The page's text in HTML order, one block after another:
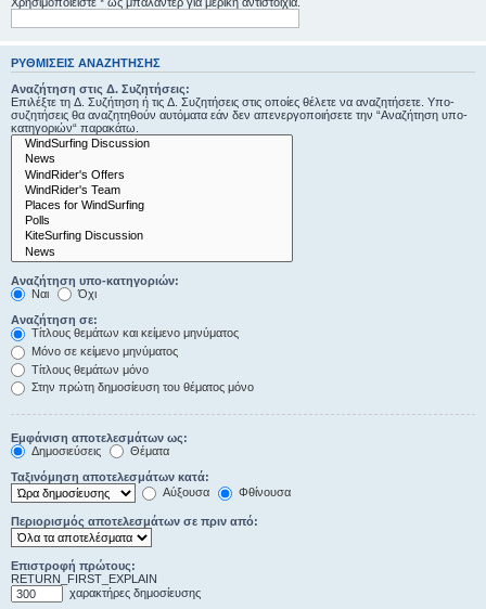
ΡΥΘΜΊΣΕΙΣ ΑΝΑΖΉΤΗΣΗΣ
Αναζήτηση στις Δ. Συζητήσεις:
Επιλέξτε τη Δ. Συζήτηση ή τις Δ. Συζητήσεις στις οποίες θέλετε να αναζητήσετε. Υπο-
συζητήσεις θα αναζητηθούν αυτόματα εάν δεν απενεργοποιήσετε την “Αναζήτηση υπο-
κατηγοριών“ παρακάτω.
Αναζήτηση υπο-κατηγοριών:
Ναι
Όχι
Αναζήτηση σε:
Τίτλους θεμάτων και κείμενο μηνύματος
Μόνο σε κείμενο μηνύματος
Τίτλους θεμάτων μόνο
Στην πρώτη δημοσίευση του θέματος μόνο
Εμφάνιση αποτελεσμάτων ως:
Δημοσιεύσεις
Θέματα
Ταξινόμηση αποτελεσμάτων κατά:
Αύξουσα
Φθίνουσα
Περιορισμός αποτελεσμάτων σε πριν από:
Επιστροφή πρώτους:
RETURN_FIRST_EXPLAIN
χαρακτήρες δημοσίευσης